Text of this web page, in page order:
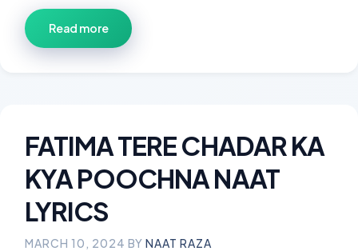
Read more
FATIMA TERE CHADAR KA
KYA POOCHNA NAAT
LYRICS
MARCH 10, 2024 BY NAAT RAZA